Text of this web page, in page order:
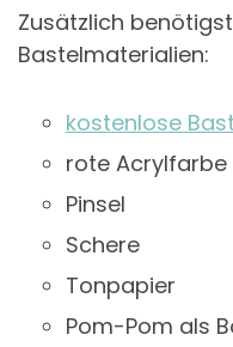
Zusätzlich
Bastelmaterialien:
kostenlose
rote Acrylfarbe
Pinsel
Schere
Tonpapier
Pom-Pom als